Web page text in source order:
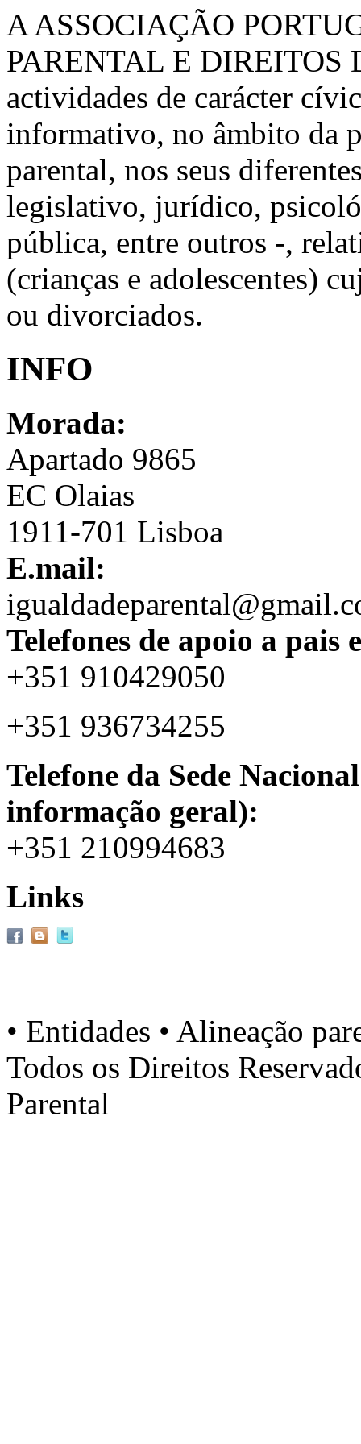
A ASSOCIAÇÃO
PARENTAL E DIREITOS
actividades de carácter
informativo, no âmbito da
parental, nos seus
legislativo, jurídico,
pública, entre outros -,
(crianças e adolescentes)
ou divorciados.
INFO
Morada:
Apartado 9865
EC Olaias
1911-701 Lisboa
E.mail:
Telefones de apoio a pais
+351 910429050
+351 936734255
Telefone da Sede
informação geral):
+351 210994683
Links
• Entidades • Alineação
Todos os Direitos
Parental